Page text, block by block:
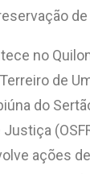
no
de
do
ações